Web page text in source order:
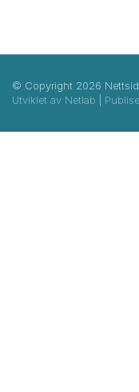
© Copyright 2026
Utviklet av Netlab